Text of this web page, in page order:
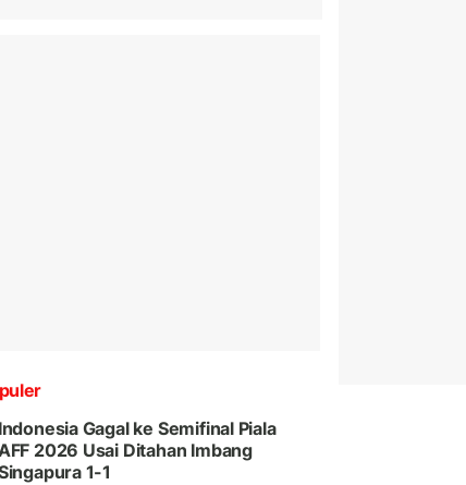
Indonesia Gagal ke Semifinal Piala
2026 Usai Ditahan Imbang
1-1